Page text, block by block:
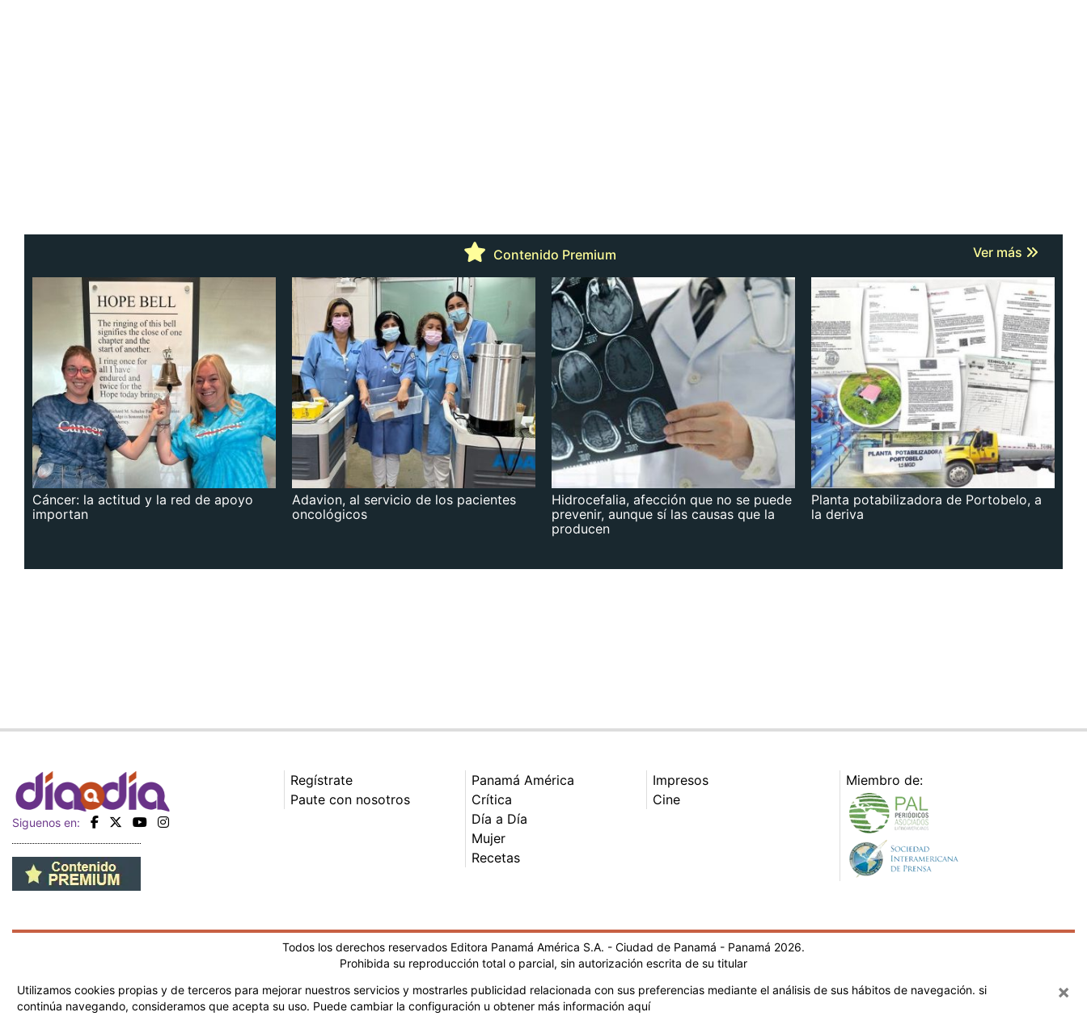
Contenido Premium Ver más
Cáncer: la actitud y la red de apoyo
importan
Adavion, al servicio de los pacientes
oncológicos
Hidrocefalia, afección que no se puede
prevenir, aunque sí las causas que la
producen
Planta potabilizadora de Portobelo, a
la deriva
Siguenos en:
Regístrate
Paute con nosotros
Panamá América
Crítica
Día a Día
Mujer
Recetas
Impresos
Cine
Miembro de:
Todos los derechos reservados Editora Panamá América S.A. - Ciudad de Panamá - Panamá 2026.
Prohibida su reproducción total o parcial, sin autorización escrita de su titular
Utilizamos cookies propias y de terceros para mejorar nuestros servicios y mostrarles publicidad relacionada con sus preferencias mediante el análisis de sus hábitos de navegación. si
continúa navegando, consideramos que acepta su uso. Puede cambiar la configuración u obtener más información aquí
×